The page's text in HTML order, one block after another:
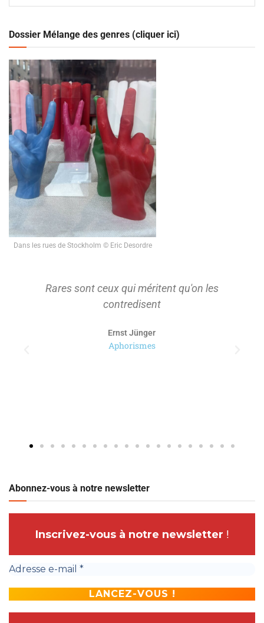
Dossier Mélange des genres (cliquer ici)
Dans les rues de Stockholm © Eric Desordre
On ne s'approprie que ce qu'on a d'abord
tenu à distance pour le considérer.
Paul Ricoeur
Abonnez-vous à notre newsletter
Inscrivez-vous à notre newsletter !